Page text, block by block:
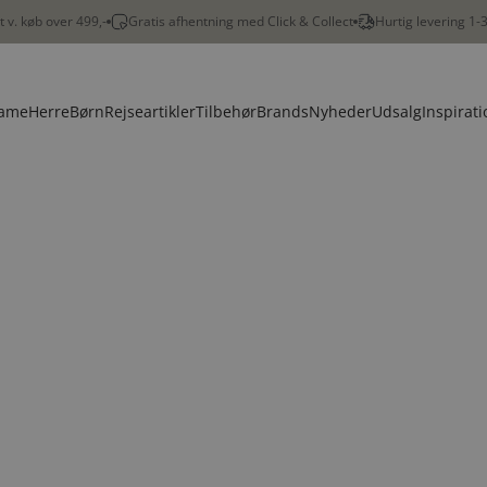
v. køb over 499,- Gratis afhentning med Click & Collect Hurtig levering 1-
HerreBørnRejseartiklerTilbehørBrandsNyhederUdsalg